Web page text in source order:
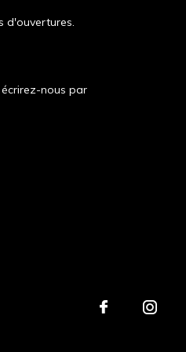
d'ouvertures.
nous par